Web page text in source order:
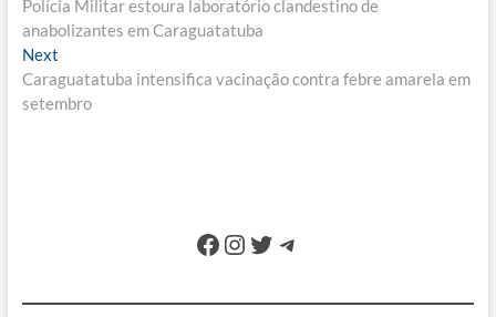
de
Post
post:
Polícia Militar estoura laboratório clandestino de
anabolizantes em Caraguatatuba
NextNext
post:
Caraguatatuba intensifica vacinação contra febre amarela em
setembro
Facebook
Instagram
Twitter
Telegram